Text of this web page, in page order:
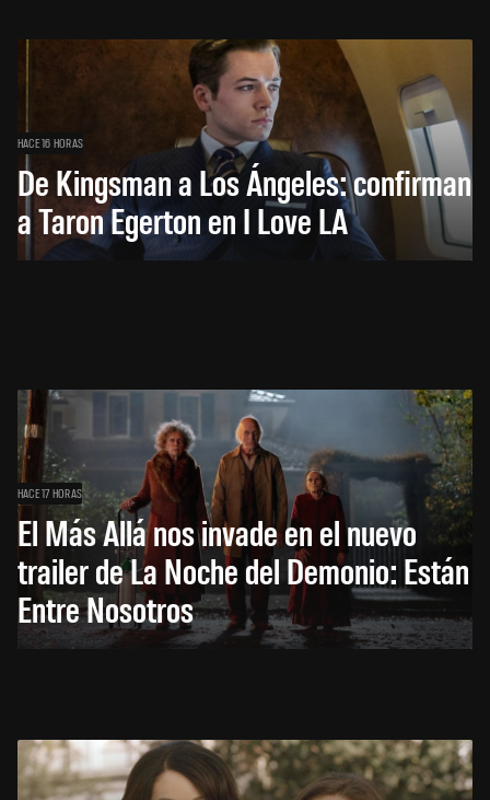
HACE 16 HORAS
De Kingsman a Los Ángeles: confirman
a Taron Egerton en I Love LA
HACE 17 HORAS
El Más Allá nos invade en el nuevo
trailer de La Noche del Demonio: Están
Entre Nosotros